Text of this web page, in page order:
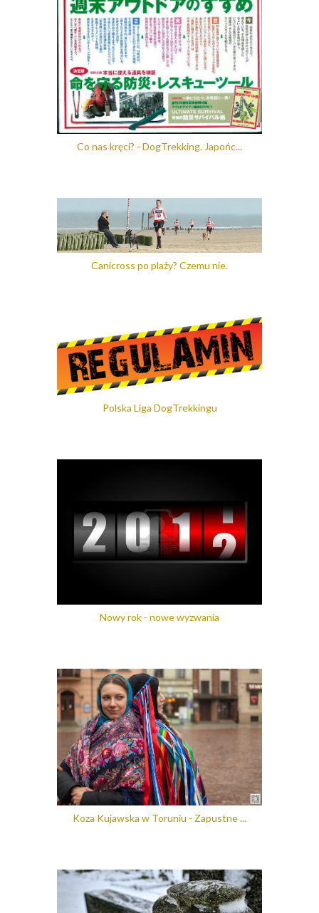
Co nas kręci? - DogTrekking. Japońc...
Canicross po plaży? Czemu nie.
Polska Liga DogTrekkingu
Nowy rok - nowe wyzwania
Koza Kujawska w Toruniu - Zapustne ...